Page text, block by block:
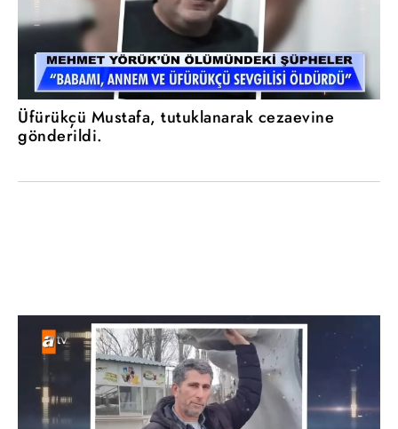
Üfürükçü Mustafa, tutuklanarak cezaevine
gönderildi.